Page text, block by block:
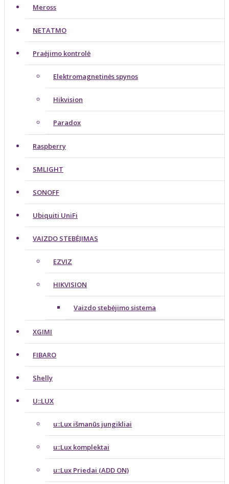
Meross
NETATMO
Praėjimo kontrolė
Elektromagnetinės spynos
Hikvision
Paradox
Raspberry
SMLIGHT
SONOFF
Ubiquiti UniFi
VAIZDO STEBĖJIMAS
EZVIZ
HIKVISION
Vaizdo stebėjimo sistema
XGIMI
FIBARO
Shelly
U::LUX
u::Lux išmanūs jungikliai
u::Lux komplektai
u::Lux Priedai (ADD ON)